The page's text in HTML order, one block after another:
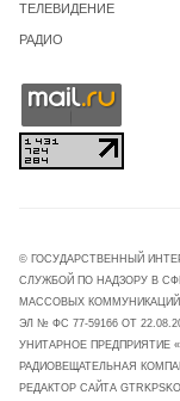
ТЕЛЕВИДЕНИЕ
РАДИО
© ГОСУДАРСТВЕННЫЙ
СЛУЖБОЙ ПО НАДЗОРУ В
МАССОВЫХ КОММУНИКАЦИЙ
ЭЛ № ФС 77-59166 ОТ
УНИТАРНОЕ ПРЕДПРИЯТИЕ
РАДИОВЕЩАТЕЛЬНАЯ
РЕДАКТОР САЙТА